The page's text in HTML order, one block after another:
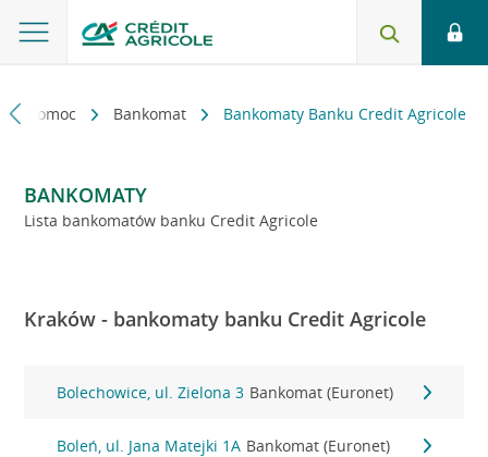
i pomoc Bankomat Bankomaty Banku Credit Agricole
BANKOMATY
Lista bankomatów banku Credit Agricole
Kraków - bankomaty banku Credit Agricole
Bolechowice, ul. Zielona 3 Bankomat (Euronet)
Boleń, ul. Jana Matejki 1A Bankomat (Euronet)